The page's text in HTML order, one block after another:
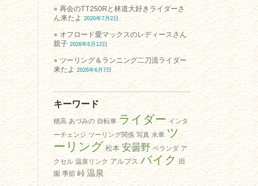
再会のTT250Rと林道大好きライダーさ
ん来たよ 2026年7月2日
オフロード愛マックスのレディースさん
親子 2026年6月12日
ツーリング＆ランニング二刀流ライダー
来たよ 2026年6月7日
キーワード
穂高 あづみの 自転車 ライダー インタ
ーチェンジ ツーリング関係 写真 水車 ツ
ーリング 松本 安曇野 ベランダ ア
クセル 温泉リンク アルプス バイク
田
園 季節 峠 温泉